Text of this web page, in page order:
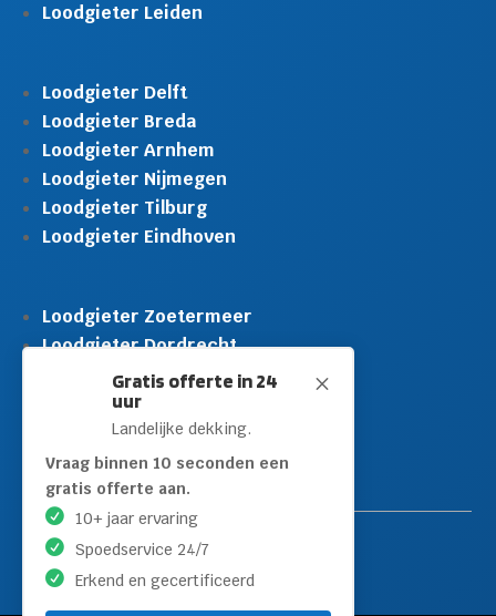
M
Gratis offerte in 24
uur
Landelijke dekking.
Vraag binnen 10 seconden een
gratis offerte aan.
10+ jaar ervaring
Spoedservice 24/7
Erkend en gecertificeerd
Loodgieter Leiden
Loodgieter Delft
Loodgieter Breda
Loodgieter Arnhem
Loodgieter Nijmegen
Loodgieter Tilburg
Loodgieter Eindhoven
Loodgieter Zoetermeer
Loodgieter Dordrecht
Loodgieter Rijswijk
Loodgieter Schiedam
Loodgieter Leidschendam
Loodgieter Hilversum